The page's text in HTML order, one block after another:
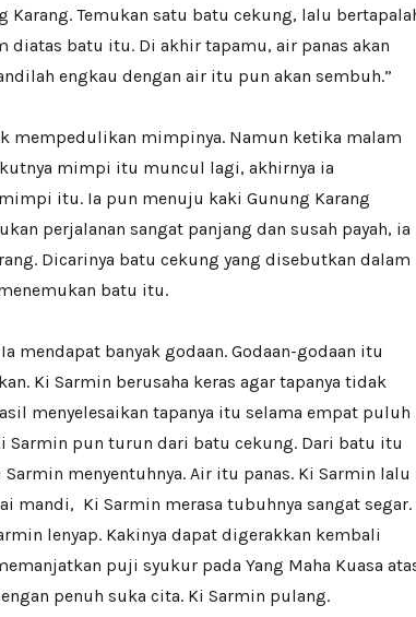
Karang. Temukan satu batu cekung, lalu
diatas batu itu. Di akhir tapamu, air panas akan
engkau dengan air itu pun akan sembuh.”
mempedulikan mimpinya. Namun ketika malam
mimpi itu muncul lagi, akhirnya ia
itu. Ia pun menuju kaki Gunung Karang
perjalanan sangat panjang dan susah payah, ia
Dicarinya batu cekung yang disebutkan dalam
batu itu.
mendapat banyak godaan. Godaan-godaan itu
Ki Sarmin berusaha keras agar tapanya tidak
menyelesaikan tapanya itu selama empat puluh
Sarmin pun turun dari batu cekung. Dari batu itu
menyentuhnya. Air itu panas. Ki Sarmin lalu
mandi, Ki Sarmin merasa tubuhnya sangat segar.
lenyap. Kakinya dapat digerakkan kembali
puji syukur pada Yang Maha Kuasa
penuh suka cita. Ki Sarmin pulang.